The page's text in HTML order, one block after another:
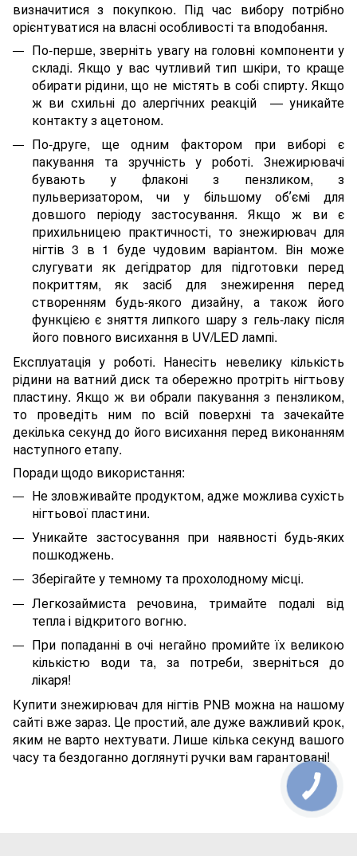
визначитися з покупкою. Під час вибору потрібно
орієнтуватися на власні особливості та вподобання.
По-перше, зверніть увагу на головні компоненти у
складі. Якщо у вас чутливий тип шкіри, то краще
обирати рідини, що не містять в собі спирту. Якщо
ж ви схильні до алергічних реакцій — уникайте
контакту з ацетоном.
По-друге, ще одним фактором при виборі є
пакування та зручність у роботі. Знежирювачі
бувають у флаконі з пензликом, з
пульверизатором, чи у більшому обʼємі для
довшого періоду застосування. Якщо ж ви є
прихильницею практичності, то знежирювач для
нігтів 3 в 1 буде чудовим варіантом. Він може
слугувати як дегідратор для підготовки перед
покриттям, як засіб для знежирення перед
створенням будь-якого дизайну, а також його
функцією є зняття липкого шару з гель-лаку після
його повного висихання в UV/LED лампі.
Експлуатація у роботі. Нанесіть невелику кількість
рідини на ватний диск та обережно протріть нігтьову
пластину. Якщо ж ви обрали пакування з пензликом,
то проведіть ним по всій поверхні та зачекайте
декілька секунд до його висихання перед виконанням
наступного етапу.
Поради щодо використання:
Не зловживайте продуктом, адже можлива сухість
нігтьової пластини.
Уникайте застосування при наявності будь-яких
пошкоджень.
Зберігайте у темному та прохолодному місці.
Легкозаймиста речовина, тримайте подалі від
тепла і відкритого вогню.
При попаданні в очі негайно промийте їх великою
кількістю води та, за потреби, зверніться до
лікаря!
Купити знежирювач для нігтів PNB можна на нашому
сайті вже зараз. Це простий, але дуже важливий крок,
яким не варто нехтувати. Лише кілька секунд вашого
часу та бездоганно доглянуті ручки вам гарантовані!